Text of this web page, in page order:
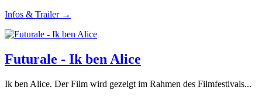
Infos & Trailer →
Futurale - Ik ben Alice
Ik ben Alice. Der Film wird gezeigt im Rahmen des Filmfestivals...